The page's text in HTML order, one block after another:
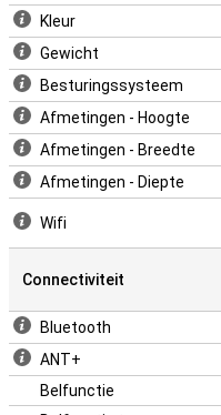
Kleur
Gewicht
Besturingssysteem
Afmetingen - Hoogte
Afmetingen - Breedte
Afmetingen - Diepte
Wifi
Connectiviteit
Bluetooth
ANT+
Belfunctie